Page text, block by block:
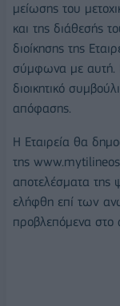
μείωσης του
και της διάθεσής
διοίκησης της
σύμφωνα με αυτή.
διοικητικό
απόφασης.
Η Εταιρεία θα
της
αποτελέσματα
ελήφθη επί των
προβλεπόμενα